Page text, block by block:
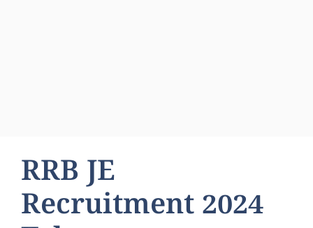
RRB JE
Recruitment 2024